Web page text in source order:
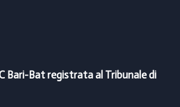
Bari-Bat registrata al Tribunale di